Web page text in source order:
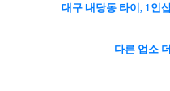
대구 내당동 타이, 1인
다른 업소